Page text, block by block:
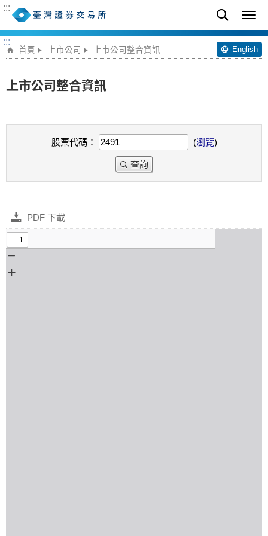
:::
:::
首頁 上市公司 上市公司整合資訊 English
上市公司整合資訊
股票代碼： (瀏覽)
查詢
PDF 下載